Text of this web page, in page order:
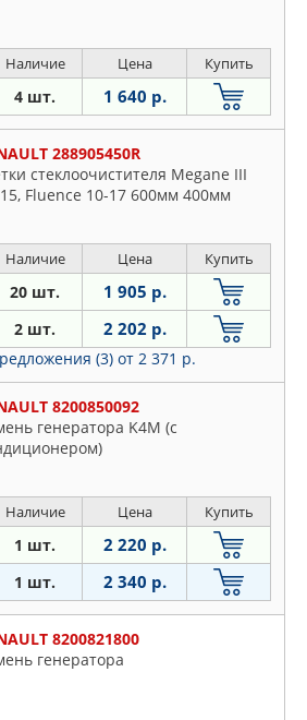
Наличие Цена Купить
4 шт. 1 640 р.
288905450R
стеклоочистителя Megane III
Fluence 10-17 600мм 400мм
Наличие Цена Купить
20 шт. 1 905 р.
2 шт. 2 202 р.
(3) от 2 371 р.
8200850092
генератора K4M (с
Наличие Цена Купить
1 шт. 2 220 р.
1 шт. 2 340 р.
8200821800
генератора